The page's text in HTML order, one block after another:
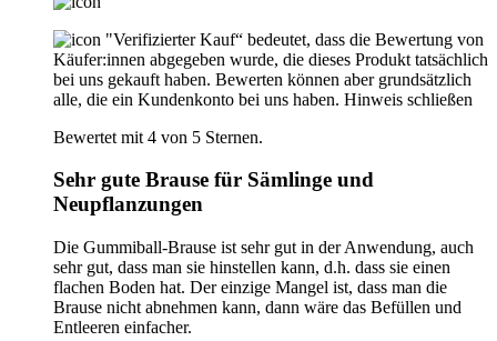
"Verifizierter Kauf“ bedeutet, dass die Bewertung von
Käufer:innen abgegeben wurde, die dieses Produkt tatsächlich
bei uns gekauft haben. Bewerten können aber grundsätzlich
alle, die ein Kundenkonto bei uns haben. Hinweis schließen
Bewertet mit 4 von 5 Sternen.
Sehr gute Brause für Sämlinge und
Neupflanzungen
Die Gummiball-Brause ist sehr gut in der Anwendung, auch
sehr gut, dass man sie hinstellen kann, d.h. dass sie einen
flachen Boden hat. Der einzige Mangel ist, dass man die
Brause nicht abnehmen kann, dann wäre das Befüllen und
Entleeren einfacher.